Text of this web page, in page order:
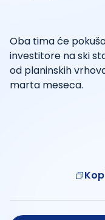
Oba tima će
investitore na ski
od planinskih
marta meseca.